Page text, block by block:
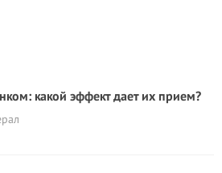
какой эффект дает их прием?